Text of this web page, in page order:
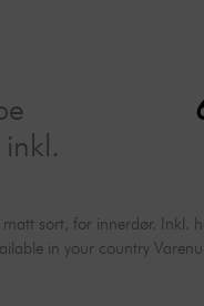
sort, for innerdør. Inkl.
in your country